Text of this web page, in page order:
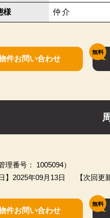
様 仲介
件お問い合わせ
理番号： 1005094）
】2025年09月13日
【次回更
件お問い合わせ